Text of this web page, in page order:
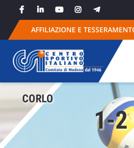
content
AFFILIAZIONE E
CORLO
1-2